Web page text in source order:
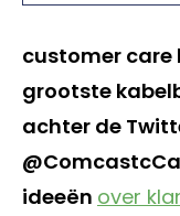
customer care
grootste
achter de
ideeën over